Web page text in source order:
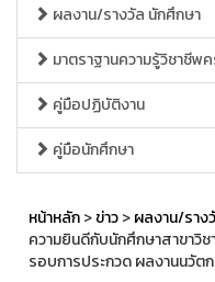
ผลงาน/รางวัล นักศึกษา
มาตราฐานความรู้วิชาชีพ
คู่มือปฏิบัติงาน
คู่มือนักศึกษา
หน้าหลัก>ข่าว>ผลงาน/ราง
ความยินดีกับนักศึกษาสาขาวิช
รอบการประกวด ผลงานนวั